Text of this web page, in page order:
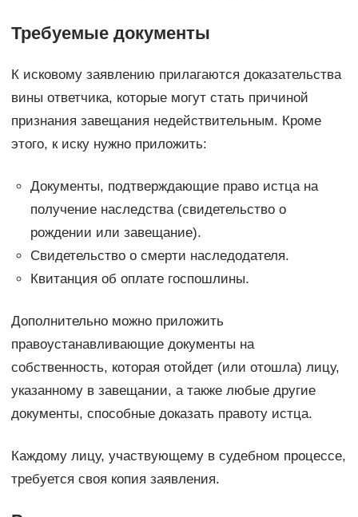
Требуемые документы
К исковому заявлению прилагаются доказательства
вины ответчика, которые могут стать причиной
признания завещания недействительным. Кроме
этого, к иску нужно приложить:
Документы, подтверждающие право истца на
получение наследства (свидетельство о
рождении или завещание).
Свидетельство о смерти наследодателя.
Квитанция об оплате госпошлины.
Дополнительно можно приложить
правоустанавливающие документы на
собственность, которая отойдет (или отошла) лицу,
указанному в завещании, а также любые другие
документы, способные доказать правоту истца.
Каждому лицу, участвующему в судебном процессе,
требуется своя копия заявления.